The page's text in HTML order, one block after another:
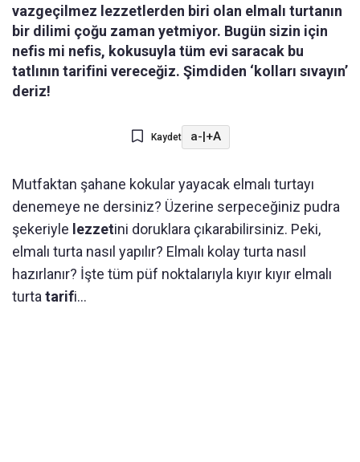
vazgeçilmez lezzetlerden biri olan elmalı turtanın
bir dilimi çoğu zaman yetmiyor. Bugün sizin için
nefis mi nefis, kokusuyla tüm evi saracak bu
tatlının tarifini vereceğiz. Şimdiden ‘kolları sıvayın’
deriz!
Kaydet a-|+A
Mutfaktan şahane kokular yayacak elmalı turtayı
denemeye ne dersiniz? Üzerine serpeceğiniz pudra
şekeriyle lezzetini doruklara çıkarabilirsiniz. Peki,
elmalı turta nasıl yapılır? Elmalı kolay turta nasıl
hazırlanır? İşte tüm püf noktalarıyla kıyır kıyır elmalı
turta tarifi…